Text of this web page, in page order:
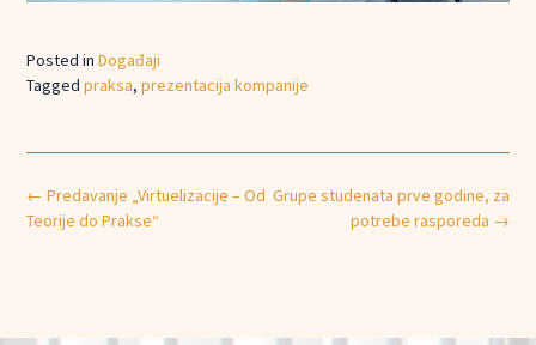
Posted in Događaji
Tagged praksa, prezentacija kompanije
Post
navigation
Grupe studenata prve godine, za
potrebe rasporeda →
← Predavanje „Virtuelizacije – Od
Teorije do Prakse“